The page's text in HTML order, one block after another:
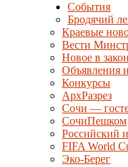
События
Бродячий
Краевые
Вести
Новое в
Объявления
Конкурсы
АрхРазрез
Сочи —
СочиПешком
Российский
FIFA World
Эко-Берег